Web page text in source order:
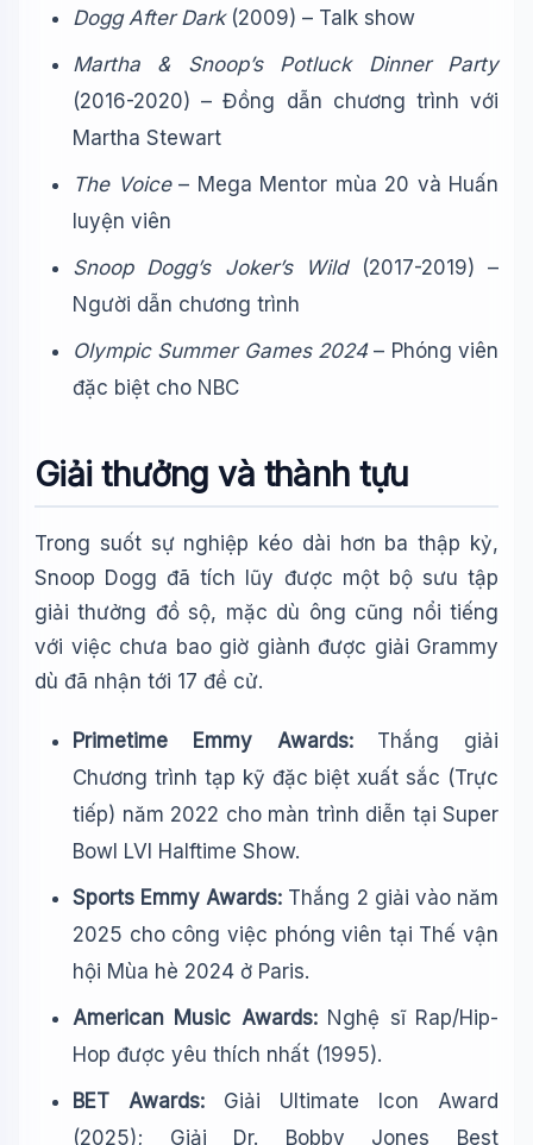
Dogg After Dark(2009) – Talk show
Martha & Snoop’s Potluck Dinner Party
(2016-2020) – Đồng dẫn chương trình với
Martha Stewart
The Voice– Mega Mentor mùa 20 và Huấn
luyện viên
Snoop Dogg’s Joker’s Wild(2017-2019) –
Người dẫn chương trình
Olympic Summer Games 2024– Phóng viên
đặc biệt cho NBC
Giải thưởng và thành tựu
Trong suốt sự nghiệp kéo dài hơn ba thập kỷ,
Snoop Dogg đã tích lũy được một bộ sưu tập
giải thưởng đồ sộ, mặc dù ông cũng nổi tiếng
với việc chưa bao giờ giành được giải Grammy
dù đã nhận tới 17 đề cử.
Primetime Emmy Awards:Thắng giải
Chương trình tạp kỹ đặc biệt xuất sắc (Trực
tiếp) năm 2022 cho màn trình diễn tại Super
Bowl LVI Halftime Show.
Sports Emmy Awards: Thắng 2 giải vào năm
2025 cho công việc phóng viên tại Thế vận
hội Mùa hè 2024 ở Paris.
American Music Awards:Nghệ sĩ Rap/Hip-
Hop được yêu thích nhất (1995).
BET Awards: Giải Ultimate Icon Award
(2025); Giải Dr. Bobby Jones Best